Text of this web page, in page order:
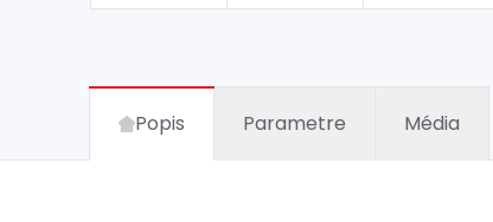
Popis Parametre Média